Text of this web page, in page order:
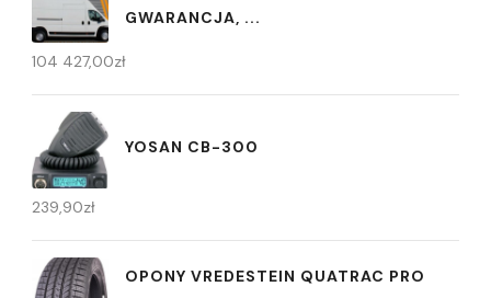
GWARANCJA, ...
104 427,00zł
YOSAN CB-300
239,90zł
OPONY VREDESTEIN QUATRAC PRO